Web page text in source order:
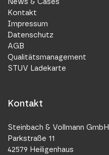
Kontakt
Impressum
Datenschutz
AGB
Qualitätsmanagement
STUV Ladekarte
Kontakt
Steinbach & Vollmann GmbH
Parkstraße 11
42579 Heiligenhaus